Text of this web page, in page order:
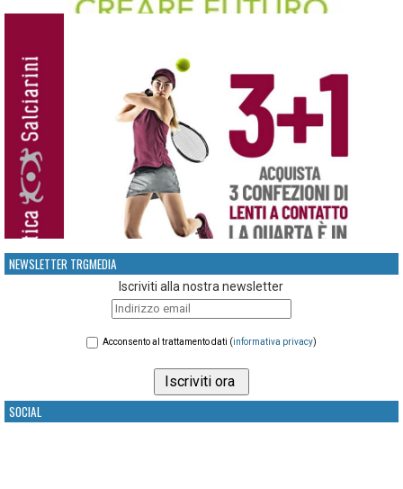
NEWSLETTER TRGMEDIA
Iscriviti alla nostra newsletter
Acconsento al trattamento dati (informativa privacy)
SOCIAL